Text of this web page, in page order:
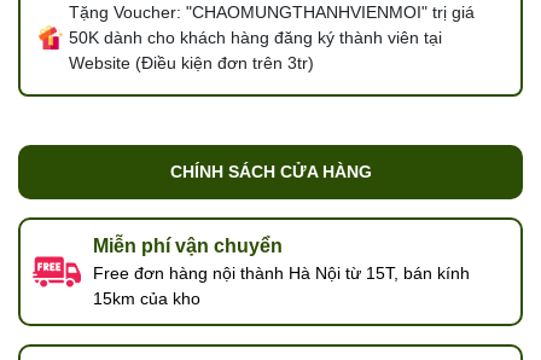
Tặng Voucher: "CHAOMUNGTHANHVIENMOI" trị giá
50K dành cho khách hàng đăng ký thành viên tại
Website (Điều kiện đơn trên 3tr)
CHÍNH SÁCH CỬA HÀNG
Miễn phí vận chuyển
Free đơn hàng nội thành Hà Nội từ 15T, bán kính
15km của kho